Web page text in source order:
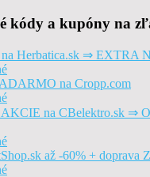
kódy a kupóny na
Herbatica.sk ⇒ EXTRA
na Cropp.com
na CBelektro.sk ⇒
až -60% + doprava